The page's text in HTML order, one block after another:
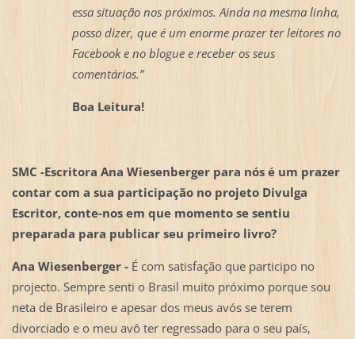
essa situação nos próximos. Ainda na mesma linha,
posso dizer, que é um enorme prazer ter leitores no
Facebook e no blogue e receber os seus
comentários.”
Boa Leitura!
SMC -Escritora Ana Wiesenberger para nós é um prazer
contar com a sua participação no projeto Divulga
Escritor, conte-nos em que momento se sentiu
preparada para publicar seu primeiro livro?
Ana Wiesenberger -É com satisfação que participo no
projecto. Sempre senti o Brasil muito próximo porque sou
neta de Brasileiro e apesar dos meus avós se terem
divorciado e o meu avô ter regressado para o seu país,